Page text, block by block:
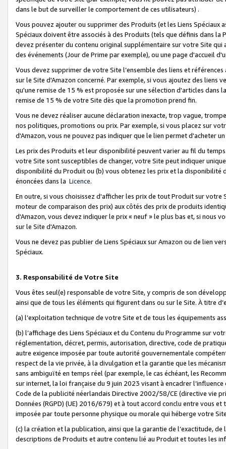
dans le but de surveiller le comportement de ces utilisateurs) .
Vous pouvez ajouter ou supprimer des Produits (et les Liens
Spéciaux doivent être associés à des Produits (tels que définis dans
devez présenter du contenu original supplémentaire sur votre Site qui
des événements (Jour de Prime par exemple), ou une page d'accueil
Vous devez supprimer de votre Site l’ensemble des liens et
sur le Site d'Amazon concerné. Par exemple, si vous ajoutez des
qu'une remise de 15 % est proposée sur une sélection d'articles
remise de 15 % de votre Site dès que la promotion prend fin.
Vous ne devez réaliser aucune déclaration inexacte, trop vague,
nos politiques, promotions ou prix. Par exemple, si vous placez sur
d'Amazon, vous ne pouvez pas indiquer que le lien permet d'acheter
Les prix des Produits et leur disponibilité peuvent varier au fil du
votre Site sont susceptibles de changer, votre Site peut indiquer
disponibilité du Produit ou (b) vous obtenez les prix et la disponibilité
énoncées dans la Licence.
En outre, si vous choisissez d'afficher les prix de tout Produit sur
moteur de comparaison des prix) aux côtés des prix de produits
d'Amazon, vous devez indiquer le prix « neuf » le plus bas et, si nous
sur le Site d'Amazon.
Vous ne devez pas publier de Liens Spéciaux sur Amazon ou de lien
Spéciaux.
3. Responsabilité de Votre Site
Vous êtes seul(e) responsable de votre Site, y compris de son
ainsi que de tous les éléments qui figurent dans ou sur le Site. À titre
(a) l’exploitation technique de votre Site et de tous les équipements
(b) l’affichage des Liens Spéciaux et du Contenu du Programme sur
réglementation, décret, permis, autorisation, directive, code de
autre exigence imposée par toute autorité gouvernementale
respect de la vie privée, à la divulgation et la garantie que les
sans ambiguïté en temps réel (par exemple, le cas échéant, les
sur internet, la loi française du 9 juin 2023 visant à encadrer
Code de la publicité néerlandais Directive 2002/58/CE (directive vie
Données (RGPD) (UE) 2016/679) et à tout accord conclu entre vous
imposée par toute personne physique ou morale qui héberge votre
(c) la création et la publication, ainsi que la garantie de l’exactitude,
descriptions de Produits et autre contenu lié au Produit et toutes les